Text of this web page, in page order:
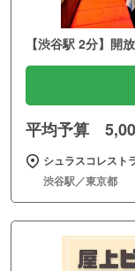
【渋谷駅 2分】開
平均予算
シュラスコレスト
渋谷駅／東京都